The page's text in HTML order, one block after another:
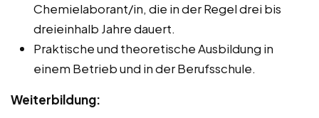
Chemielaborant/in, die in der Regel drei bis
dreieinhalb Jahre dauert.
Praktische und theoretische Ausbildung in
einem Betrieb und in der Berufsschule.
Weiterbildung: